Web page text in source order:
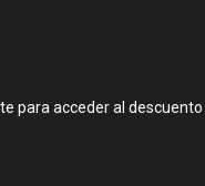
para acceder al descuento